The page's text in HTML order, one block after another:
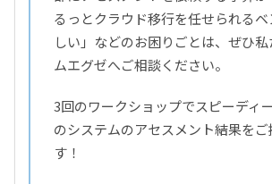
るっとクラウド移行を任せられる
しい」などのお困りごとは、ぜひ
ムエグゼへご相談ください。
3回のワークショップでスピーディ
のシステムのアセスメント結果をご
す！